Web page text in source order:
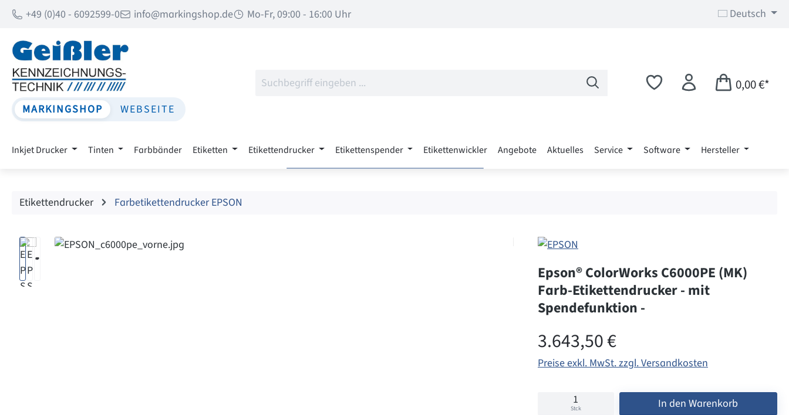
Hauptinhalt springen
Zur Suche springen
Zur Hauptnavigation springen
+49 (0)40 - 6092599-0 info@markingshop.de Mo-Fr, 09:00 - 16:00 Uhr Deutsch
MARKINGSHOP WEBSEITE
0,00 €*
Inkjet Drucker Tinten Farbbänder Etiketten Etikettendrucker Etikettenspender Etikettenwickler Angebote Aktuelles Service Software Hersteller
Etikettendrucker Farbetikettendrucker EPSON
Bildergalerie überspringen
Epson® ColorWorks C6000PE (MK)
Farb-Etikettendrucker - mit
Spendefunktion -
Regulärer Preis:
3.643,50 €
Preise exkl. MwSt. zzgl. Versandkosten
Stck In den Warenkorb